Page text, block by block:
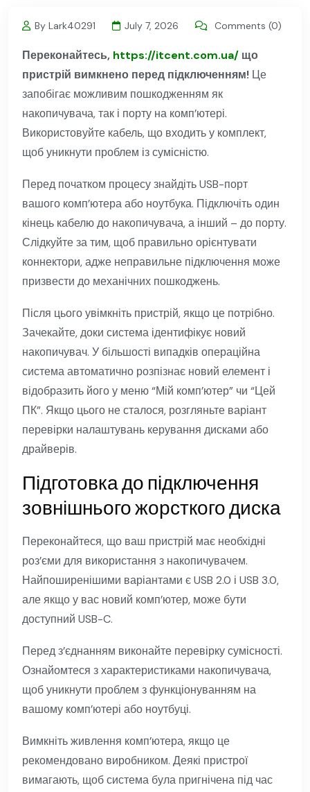
By Lark40291 July 7, 2026 Comments (0)
Переконайтесь, https://itcent.com.ua/ що
пристрій вимкнено перед підключенням! Це
запобігає можливим пошкодженням як
накопичувача, так і порту на комп’ютері.
Використовуйте кабель, що входить у комплект,
щоб уникнути проблем із сумісністю.
Перед початком процесу знайдіть USB-порт
вашого комп’ютера або ноутбука. Підключіть один
кінець кабелю до накопичувача, а інший – до порту.
Слідкуйте за тим, щоб правильно орієнтувати
коннектори, адже неправильне підключення може
призвести до механічних пошкоджень.
Після цього увімкніть пристрій, якщо це потрібно.
Зачекайте, доки система ідентифікує новий
накопичувач. У більшості випадків операційна
система автоматично розпізнає новий елемент і
відобразить його у меню “Мій комп’ютер” чи “Цей
ПК”. Якщо цього не сталося, розгляньте варіант
перевірки налаштувань керування дисками або
драйверів.
Підготовка до підключення
зовнішнього жорсткого диска
Переконайтеся, що ваш пристрій має необхідні
роз’єми для використання з накопичувачем.
Найпоширенішими варіантами є USB 2.0 і USB 3.0,
але якщо у вас новий комп’ютер, може бути
доступний USB-C.
Перед з’єднанням виконайте перевірку сумісності.
Ознайомтеся з характеристиками накопичувача,
щоб уникнути проблем з функціонуванням на
вашому комп’ютері або ноутбуці.
Вимкніть живлення комп’ютера, якщо це
рекомендовано виробником. Деякі пристрої
вимагають, щоб система була пригнічена під час